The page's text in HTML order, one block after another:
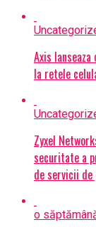
Axis
la retele
Zyxel
securitate a
de servicii de
o